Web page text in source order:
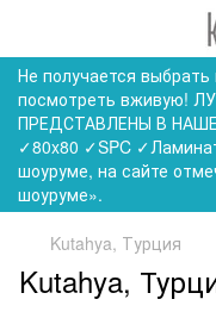
Не получается
посмотреть вживую!
ПРЕДСТАВЛЕНЫ В
✓80x80 ✓SPC
шоуруме, на сайте
шоуруме».
Kutahya, Турция
Kutahya,